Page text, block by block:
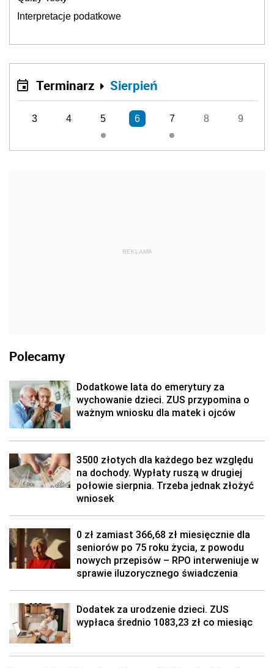
Interpretacje podatkowe
Terminarz Sierpień
3 4 5 6 7 8 9
REKLAMA
Polecamy
Dodatkowe lata do emerytury za
wychowanie dzieci. ZUS przypomina o
ważnym wniosku dla matek i ojców
3500 złotych dla każdego bez względu
na dochody. Wypłaty ruszą w drugiej
połowie sierpnia. Trzeba jednak złożyć
wniosek
0 zł zamiast 366,68 zł miesięcznie dla
seniorów po 75 roku życia, z powodu
nowych przepisów – RPO interweniuje w
sprawie iluzorycznego świadczenia
Dodatek za urodzenie dzieci. ZUS
wypłaca średnio 1083,23 zł co miesiąc